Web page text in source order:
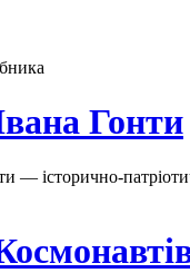
Гонти
— історично-